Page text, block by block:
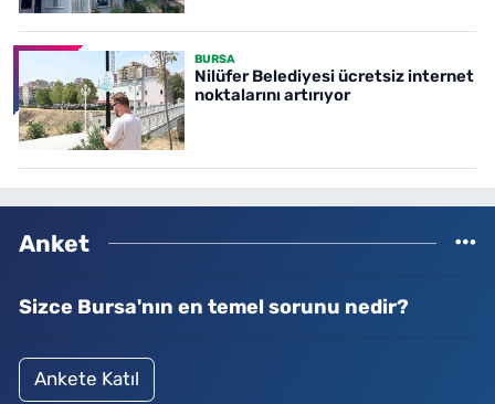
BURSA
Nilüfer Belediyesi ücretsiz internet
noktalarını artırıyor
Anket
Sizce Bursa'nın en temel sorunu nedir?
Ankete Katıl